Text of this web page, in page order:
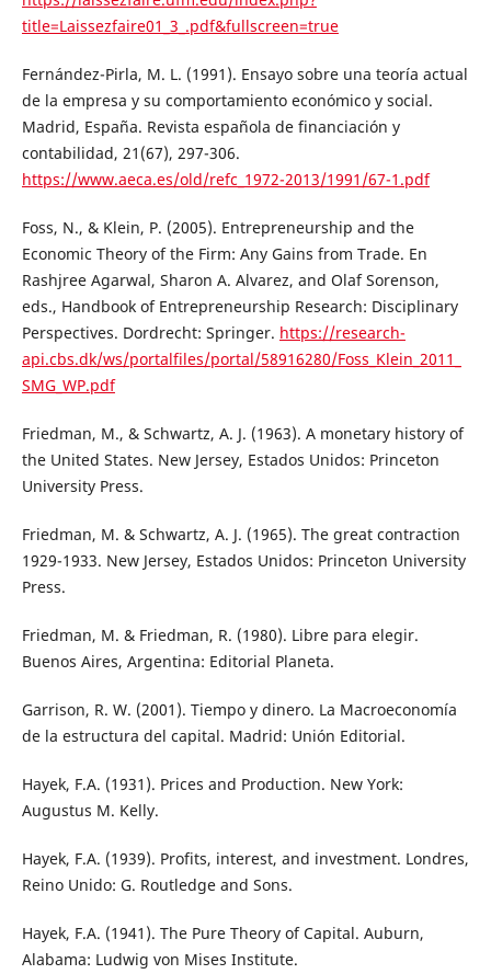
title=Laissezfaire01_3_.pdf&fullscreen=true
Fernández-Pirla, M. L. (1991). Ensayo sobre una teoría actual
de la empresa y su comportamiento económico y social.
Madrid, España. Revista española de financiación y
contabilidad, 21(67), 297-306.
https://www.aeca.es/old/refc_1972-2013/1991/67-1.pdf
Foss, N., & Klein, P. (2005). Entrepreneurship and the
Economic Theory of the Firm: Any Gains from Trade. En
Rashjree Agarwal, Sharon A. Alvarez, and Olaf Sorenson,
eds., Handbook of Entrepreneurship Research: Disciplinary
Perspectives. Dordrecht: Springer. https://research-
api.cbs.dk/ws/portalfiles/portal/58916280/Foss_Klein_2011_
SMG_WP.pdf
Friedman, M., & Schwartz, A. J. (1963). A monetary history of
the United States. New Jersey, Estados Unidos: Princeton
University Press.
Friedman, M. & Schwartz, A. J. (1965). The great contraction
1929-1933. New Jersey, Estados Unidos: Princeton University
Press.
Friedman, M. & Friedman, R. (1980). Libre para elegir.
Buenos Aires, Argentina: Editorial Planeta.
Garrison, R. W. (2001). Tiempo y dinero. La Macroeconomía
de la estructura del capital. Madrid: Unión Editorial.
Hayek, F.A. (1931). Prices and Production. New York:
Augustus M. Kelly.
Hayek, F.A. (1939). Profits, interest, and investment. Londres,
Reino Unido: G. Routledge and Sons.
Hayek, F.A. (1941). The Pure Theory of Capital. Auburn,
Alabama: Ludwig von Mises Institute.